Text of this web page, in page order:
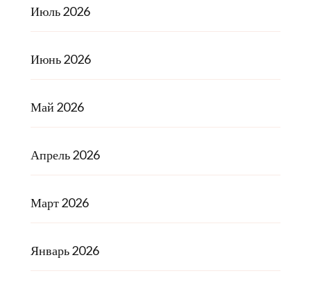
Июль 2026
Июнь 2026
Май 2026
Апрель 2026
Март 2026
Январь 2026